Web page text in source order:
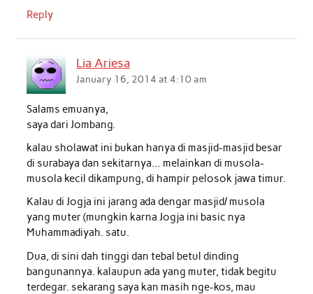
Reply
Lia Ariesa
January 16, 2014 at 4:10 am
Salams emuanya,
saya dari Jombang.
kalau sholawat ini bukan hanya di masjid-masjid besar
di surabaya dan sekitarnya… melainkan di musola-
musola kecil dikampung, di hampir pelosok jawa timur.
Kalau di Jogja ini jarang ada dengar masjid/ musola
yang muter (mungkin karna Jogja ini basic nya
Muhammadiyah. satu.
Dua, di sini dah tinggi dan tebal betul dinding
bangunannya. kalaupun ada yang muter, tidak begitu
terdegar. sekarang saya kan masih nge-kos, mau